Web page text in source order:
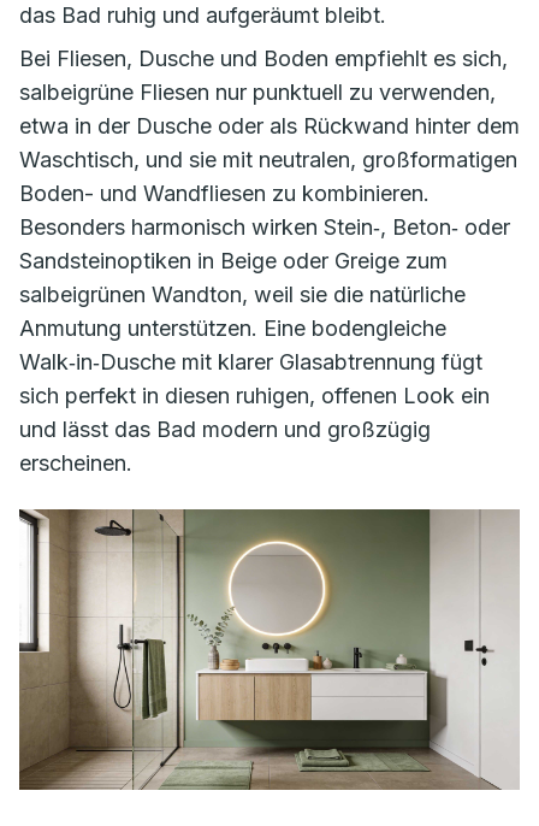
das Bad ruhig und aufgeräumt bleibt.
Bei Fliesen, Dusche und Boden empfiehlt es sich,
salbeigrüne Fliesen nur punktuell zu verwenden,
etwa in der Dusche oder als Rückwand hinter dem
Waschtisch, und sie mit neutralen, großformatigen
Boden- und Wandfliesen zu kombinieren.
Besonders harmonisch wirken Stein‑, Beton‑ oder
Sandsteinoptiken in Beige oder Greige zum
salbeigrünen Wandton, weil sie die natürliche
Anmutung unterstützen. Eine bodengleiche
Walk‑in‑Dusche mit klarer Glasabtrennung fügt
sich perfekt in diesen ruhigen, offenen Look ein
und lässt das Bad modern und großzügig
erscheinen.